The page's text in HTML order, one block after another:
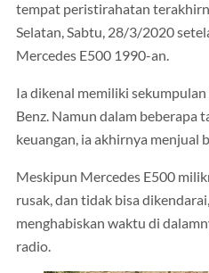
tempat peristirahatan
Selatan, Sabtu, 28/3/2020
Mercedes E500 1990-an.
Ia dikenal memiliki
Benz. Namun dalam beberapa
keuangan, ia akhirnya menjual
Meskipun Mercedes E500
rusak, dan tidak bisa
menghabiskan waktu di
radio.